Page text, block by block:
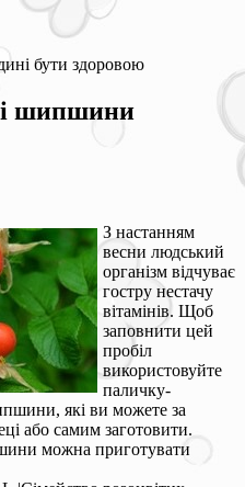
бути здоровою
шипшини
З настанням
весни людський
організм відчуває
гостру нестачу
вітамінів. Щоб
заповнити цей
пробіл
використовуйте
паличку-
які ви можете за
або самим заготовити.
можна приготувати